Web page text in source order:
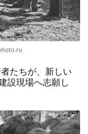
たちが、新しい
設現場へ志願し